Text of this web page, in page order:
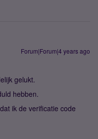
Forum|Forum|4 years ago
gelukt.
hebben.
ik de verificatie code